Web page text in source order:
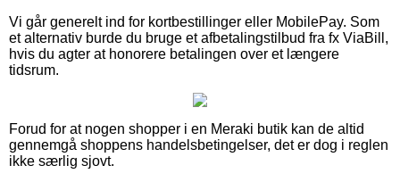
Vi går generelt ind for kortbestillinger eller MobilePay. Som
et alternativ burde du bruge et afbetalingstilbud fra fx ViaBill,
hvis du agter at honorere betalingen over et længere
tidsrum.
Forud for at nogen shopper i en Meraki butik kan de altid
gennemgå shoppens handelsbetingelser, det er dog i reglen
ikke særlig sjovt.